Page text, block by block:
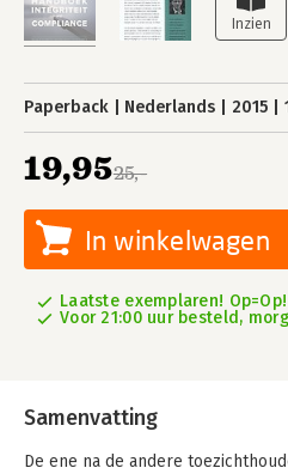
Paperback Nederlands 2015
25,-
19,95
In winkelwagen
Laatste exemplaren! Op=Op!
Voor 21:00 uur besteld,
Samenvatting
De ene na de andere